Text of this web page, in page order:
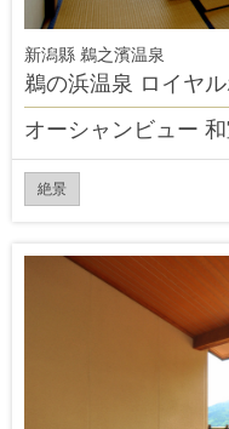
新潟縣 鵜之濱温泉
鵜の浜温泉 ロイヤ
オーシャンビュー
絶景